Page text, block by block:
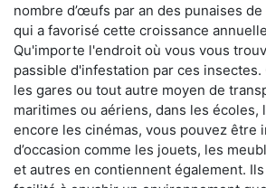
nombre d’œufs par an des punaises
qui a favorisé cette croissance
Qu'importe l'endroit où vous vous
passible d'infestation par ces insectes.
les gares ou tout autre moyen de
maritimes ou aériens, dans les écoles,
encore les cinémas, vous pouvez être
d’occasion comme les jouets, les
et autres en contiennent également.